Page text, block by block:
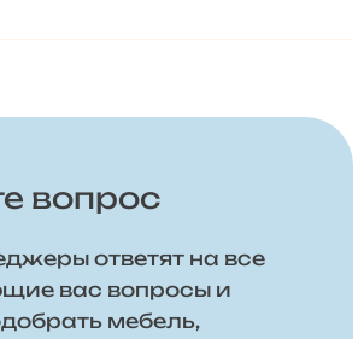
вопрос
ответят на все
вас вопросы и
мебель,